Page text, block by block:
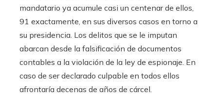
mandatario ya acumule casi un centenar de ellos,
91 exactamente, en sus diversos casos en torno a
su presidencia. Los delitos que se le imputan
abarcan desde la falsificación de documentos
contables a la violación de la ley de espionaje. En
caso de ser declarado culpable en todos ellos
afrontaría decenas de años de cárcel.